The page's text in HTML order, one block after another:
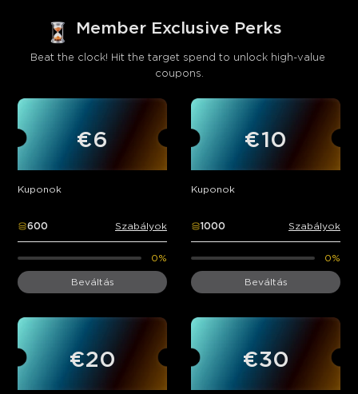
Member Exclusive Perks
Beat the clock! Hit the target spend to unlock high-value
coupons.
€6
Kuponok
600 Szabályok
0%
Beváltás
€10
Kuponok
1000 Szabályok
0%
Beváltás
€20 €30